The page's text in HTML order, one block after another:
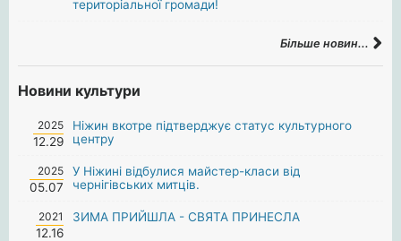
територіальної громади!
Більше новин...
Новини культури
2025
12.29
Ніжин вкотре підтверджує статус культурного
центру
2025
05.07
У Ніжині відбулися майстер-класи від
чернігівських митців.
2021
12.16
ЗИМА ПРИЙШЛА - СВЯТА ПРИНЕСЛА